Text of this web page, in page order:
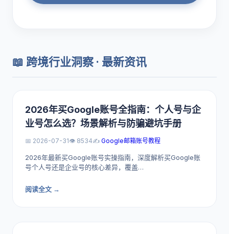
📖 跨境行业洞察 · 最新资讯
2026年买Google账号全指南：个人号与企
业号怎么选？场景解析与防骗避坑手册
📅 2026-07-31👁️ 8534✍️ Google邮箱账号教程
2026年最新买Google账号实操指南，深度解析买Google账
号个人号还是企业号的核心差异，覆盖…
阅读全文 →